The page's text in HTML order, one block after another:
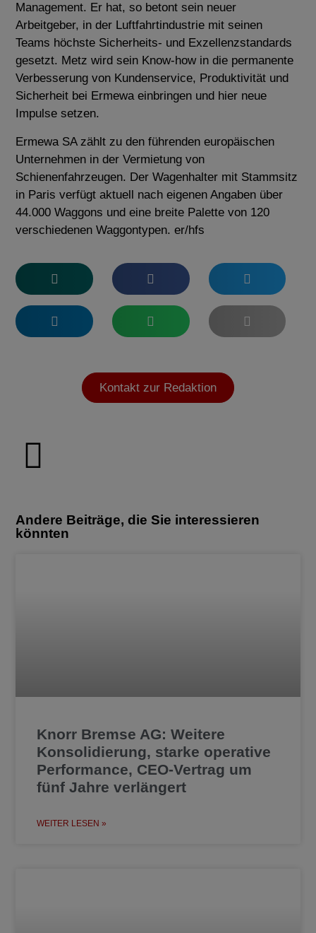
Management. Er hat, so betont sein neuer
Arbeitgeber, in der Luftfahrtindustrie mit seinen
Teams höchste Sicherheits- und Exzellenzstandards
gesetzt. Metz wird sein Know-how in die permanente
Verbesserung von Kundenservice, Produktivität und
Sicherheit bei Ermewa einbringen und hier neue
Impulse setzen.
Ermewa SA zählt zu den führenden europäischen
Unternehmen in der Vermietung von
Schienenfahrzeugen. Der Wagenhalter mit Stammsitz
in Paris verfügt aktuell nach eigenen Angaben über
44.000 Waggons und eine breite Palette von 120
verschiedenen Waggontypen. er/hfs
Kontakt zur Redaktion
Andere Beiträge, die Sie interessieren
könnten
Knorr Bremse AG: Weitere
Konsolidierung, starke operative
Performance, CEO-Vertrag um
fünf Jahre verlängert
WEITER LESEN »